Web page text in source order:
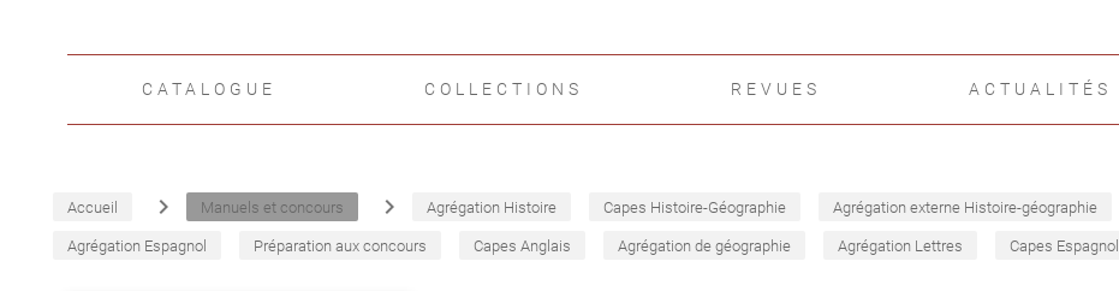
CATALOGUE COLLECTIONS REVUES ACTUALITÉS
Accueil navigate_next Manuels et concours navigate_next Agrégation Histoire Capes Histoire-Géographie Agrégation externe Histoire-géographie
Agrégation Espagnol Préparation aux concours Capes Anglais Agrégation de géographie Agrégation Lettres Capes Espagnol